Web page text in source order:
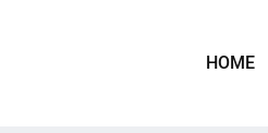
HOME